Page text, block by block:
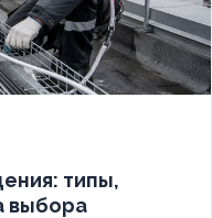
типы,
выбора